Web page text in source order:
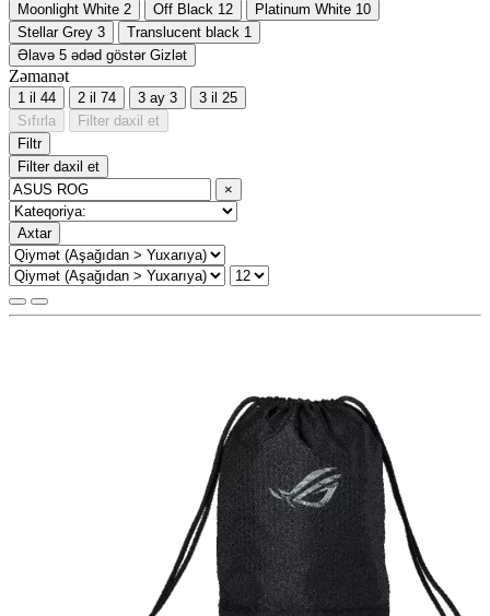
Moonlight White 2 Off Black 12 Platinum White 10
Stellar Grey 3 Translucent black 1
Əlavə 5 ədəd göstər Gizlət
Zəmanət
1 il 44 2 il 74 3 ay 3 3 il 25
Sıfırla
Filter daxil et
Filtr
Filter daxil et
×
Axtar